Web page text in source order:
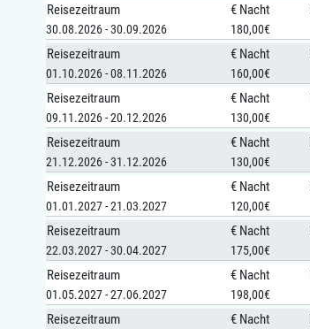
Reisezeitraum € Nacht
30.08.2026 - 30.09.2026 180,00€
Reisezeitraum € Nacht
01.10.2026 - 08.11.2026 160,00€
Reisezeitraum € Nacht
09.11.2026 - 20.12.2026 130,00€
Reisezeitraum € Nacht
21.12.2026 - 31.12.2026 130,00€
Reisezeitraum € Nacht
01.01.2027 - 21.03.2027 120,00€
Reisezeitraum € Nacht
22.03.2027 - 30.04.2027 175,00€
Reisezeitraum € Nacht
01.05.2027 - 27.06.2027 198,00€
Reisezeitraum € Nacht